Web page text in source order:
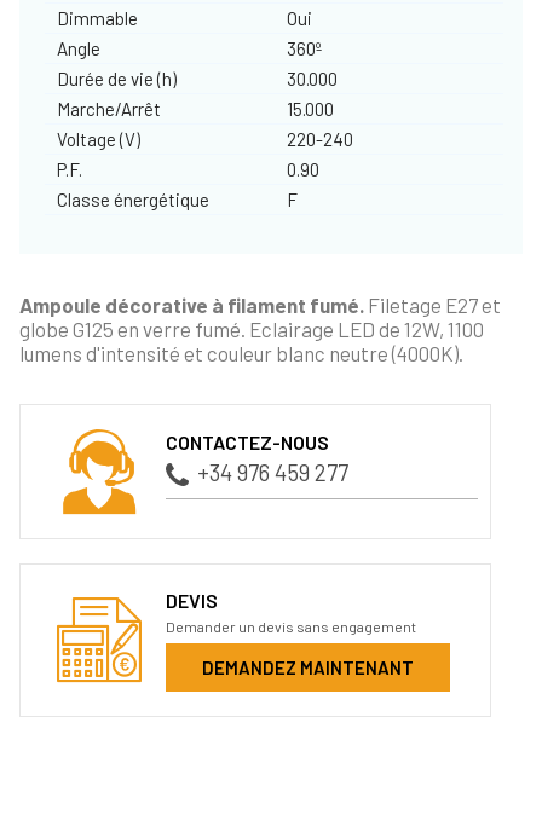
Dimmable
Oui
Angle
360º
Durée de vie (h)
30.000
Marche/Arrêt
15.000
Voltage (V)
220-240
P.F.
0.90
Classe énergétique
F
Ampoule décorative à filament fumé. Filetage E27 et
globe G125 en verre fumé. Eclairage LED de 12W, 1100
lumens d'intensité et couleur blanc neutre (4000K).
CONTACTEZ-NOUS
+34 976 459 277
DEVIS
Demander un devis sans engagement
DEMANDEZ MAINTENANT